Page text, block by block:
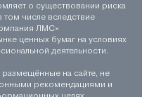
о существовании риска
том числе вследствие
ЛМС»
ценных бумаг на условиях
деятельности.
на сайте, не
рекомендациями и